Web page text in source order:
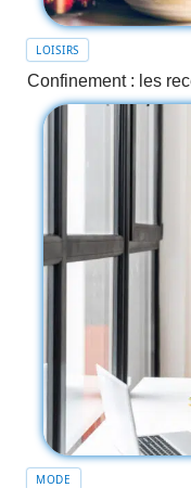
LOISIRS
Confinement : les
MODE